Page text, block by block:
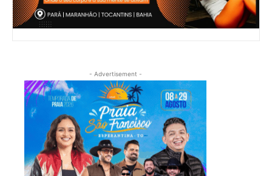
- Advertisement -